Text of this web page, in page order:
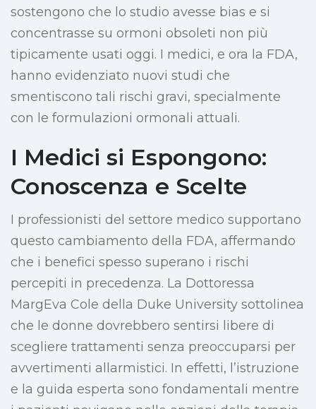
sostengono che lo studio avesse bias e si
concentrasse su ormoni obsoleti non più
tipicamente usati oggi. I medici, e ora la FDA,
hanno evidenziato nuovi studi che
smentiscono tali rischi gravi, specialmente
con le formulazioni ormonali attuali.
I Medici si Espongono:
Conoscenza e Scelte
I professionisti del settore medico supportano
questo cambiamento della FDA, affermando
che i benefici spesso superano i rischi
percepiti in precedenza. La Dottoressa
MargEva Cole della Duke University sottolinea
che le donne dovrebbero sentirsi libere di
scegliere trattamenti senza preoccuparsi per
avvertimenti allarmistici. In effetti, l’istruzione
e la guida esperta sono fondamentali mentre